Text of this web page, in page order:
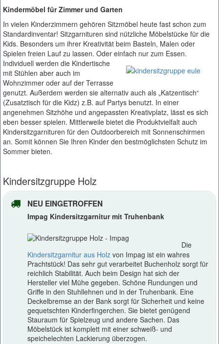
Kindermöbel für Zimmer und Garten
In vielen Kinderzimmern gehören Sitzmöbel heute fast schon zum
Standardinventar! Sitzgarnituren sind nützliche Möbelstücke für die
Kids. Besonders um ihrer Kreativität beim Basteln, Malen oder
Spielen freien Lauf zu lassen. Oder einfach nur zum Essen.
Individuell werden die Kindertische
mit Stühlen aber auch im
Wohnzimmer oder auf der Terrasse
genutzt. Außerdem werden sie alternativ auch als „Katzentisch“
(Zusatztisch für die Kidz) z.B. auf Partys benutzt. In einer
angenehmen Sitzhöhe und angepassten Kreativplatz, lässt es sich
eben besser spielen. Mittlerweile bietet die Produktvielfalt auch
Kindersitzgarnituren für den Outdoorbereich mit Sonnenschirmen
an. Somit können Sie Ihren Kinder den bestmöglichsten Schutz im
Sommer bieten.
Kindersitzgruppe Holz
NEU EINGETROFFEN
Impag Kindersitzgarnitur mit Truhenbank
Die
Kindersitzgarnitur aus Holz von Impag ist ein wahres
Prachtstück! Das sehr gut verarbeitet Buchenholz sorgt für
reichlich Stabilität. Auch beim Design hat sich der
Hersteller viel Mühe gegeben. Schöne Rundungen und
Griffe in den Stuhllehnen und in der Truhenbank. Eine
Deckelbremse an der Bank sorgt für Sicherheit und keine
gequetschten Kinderfingerchen. Sie bietet genügend
Stauraum für Spielzeug und andere Sachen. Das
Möbelstück ist komplett mit einer schweiß- und
speichelechten Lackierung überzogen.